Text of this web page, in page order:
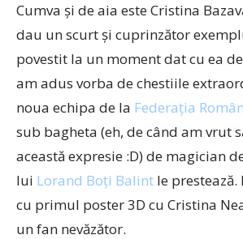
Cumva și de aia este Cristina
dau un scurt și cuprinzător
povestit la un moment dat cu ea
am adus vorba de chestiile
noua echipa de la Federația
sub bagheta (eh, de când am vrut
această expresie :D) de magician
lui Lorand Boți Balint le
cu primul poster 3D cu Cristina
un fan nevăzător.